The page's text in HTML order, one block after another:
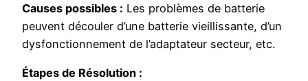
Causes possibles : Les problèmes de batterie
peuvent découler d’une batterie vieillissante, d’un
dysfonctionnement de l’adaptateur secteur, etc.
Étapes de Résolution :